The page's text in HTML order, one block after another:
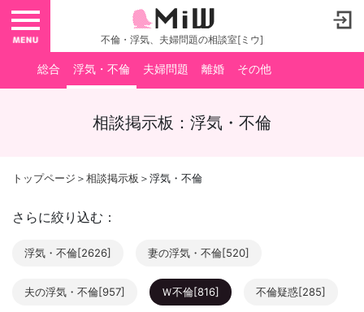
toggle navigation
不倫・浮気、夫婦問題の相談室[ミウ]
総合 浮気・不倫 夫婦問題 離婚 その他
相談掲示板：浮気・不倫
トップページ ＞相談掲示板 ＞浮気・不倫
さらに絞り込む：
浮気・不倫[2626] 妻の浮気・不倫[520]
夫の浮気・不倫[957] Ｗ不倫[816] 不倫疑惑[285]